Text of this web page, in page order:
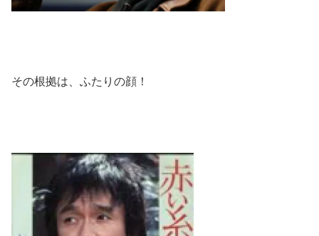
その根拠は、ふたりの顔！